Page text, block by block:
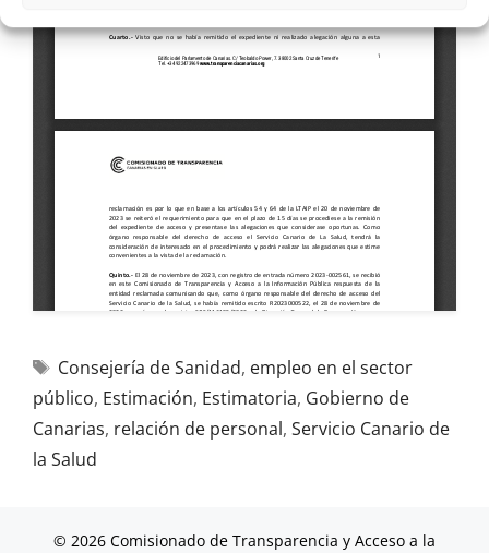
Consejería de Sanidad, empleo en el sector
público, Estimación, Estimatoria, Gobierno de
Canarias, relación de personal, Servicio Canario de
la Salud
© 2026 Comisionado de Transparencia y Acceso a la